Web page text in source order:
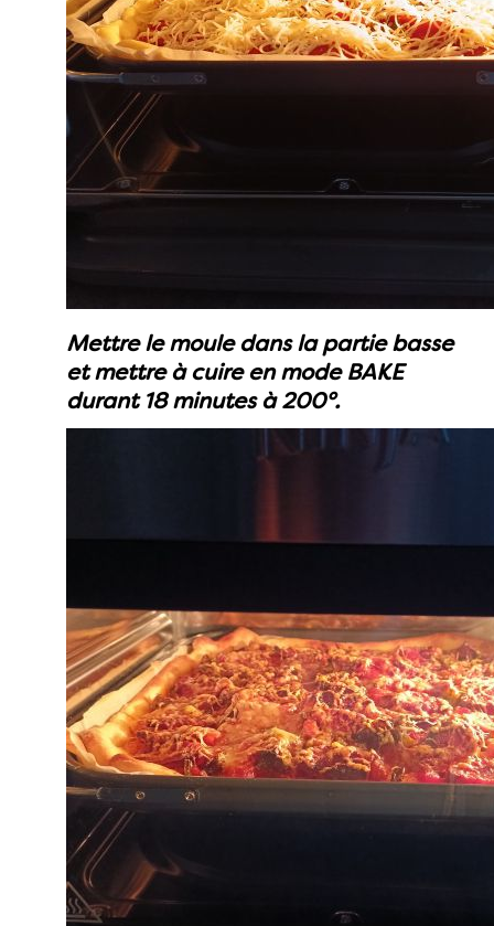
Mettre le moule dans la partie basse
et mettre à cuire en mode BAKE
durant 18 minutes à 200°.